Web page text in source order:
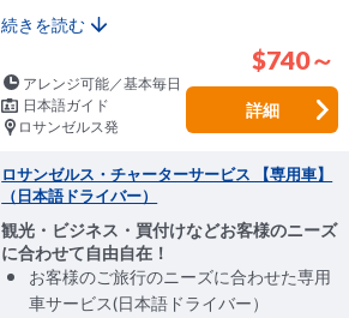
続きを読む
$740～
アレンジ可能／基本毎日
日本語ガイド
ロサンゼルス発
詳細
ロサンゼルス・チャーターサービス 【専用車】
（日本語ドライバー）
観光・ビジネス・買付けなどお客様のニーズ
に合わせて自由自在！
お客様のご旅行のニーズに合わせた専用
車サービス(日本語ドライバー）